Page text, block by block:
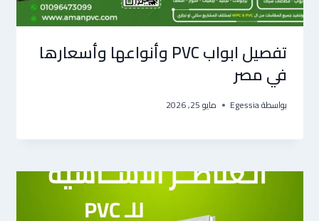
تفصيل ابواب PVC وأنواعها وأسعارها
في مصر
بواسطةEgessia مايو 25, 2026